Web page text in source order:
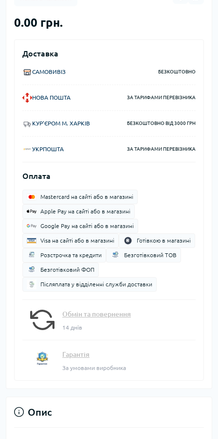
0.00 грн.
Доставка
САМОВИВІЗ БЕЗКОШТОВНО
НОВА ПОШТА ЗА ТАРИФАМИ ПЕРЕВІЗНИКА
КУР'ЄРОМ М. ХАРКІВ БЕЗКОШТОВНО ВІД 3000 ГРН
УКРПОШТА ЗА ТАРИФАМИ ПЕРЕВІЗНИКА
Оплата
Mastercard на сайті або в магазині
Apple Pay на сайті або в магазині
Google Pay на сайті або в магазині
Visa на сайті або в магазині Готівкою в магазині
Розстрочка та кредити Безготівковий ТОВ
Безготівковий ФОП
Післяплата у відділенні служби доставки
Обмін та повернення
14 днів
Гарантія
За умовами виробника
Опис